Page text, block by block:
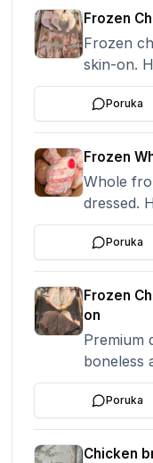
Frozen
Frozen
skin-on.
9001.
Poruka
Frozen
Whole
dressed.
1300g
-18°C.
Poruka
Frozen
on
Premium
boneless
Poruka
Chicken